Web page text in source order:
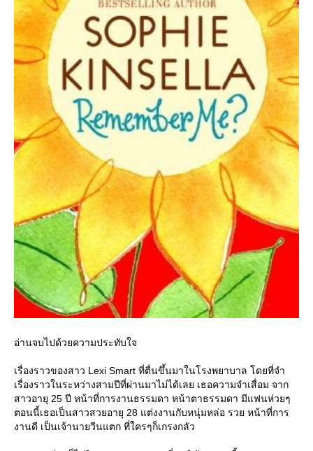
อ่านจบไปด้วยความประทับใจ
เรื่องราวของสาว Lexi Smart ที่ตื่นขึ้นมาในโรงพยาบาล โดยที่จำ
เรื่องราวในระหว่างสามปีที่ผ่านมาไม่ได้เลย เธอความจำเสื่อม จาก
สาวอายุ 25 ปี หน้าที่การงานธรรมดา หน้าตาธรรมดา มีแฟนห่วยๆ
ตอนนี้เธอเป็นสาวสวยอายุ 28 แต่งงานกับหนุ่มหล่อ รวย หน้าที่การ
งานดี เป็นเจ้านายวีนแตก ที่ใครๆก็เกรงกลัว